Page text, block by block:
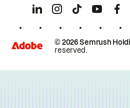
© 2026 Semrush
reserved.